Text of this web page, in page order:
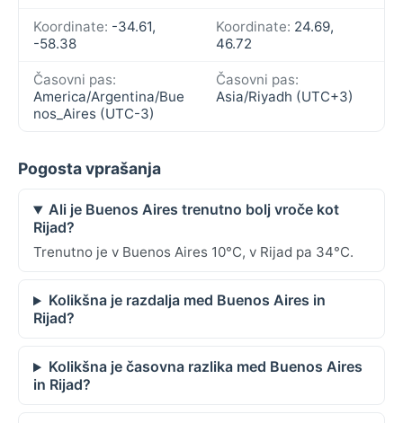
Koordinate: -34.61,
-58.38
Koordinate: 24.69,
46.72
Časovni pas:
America/Argentina/Bue
nos_Aires (UTC-3)
Časovni pas:
Asia/Riyadh (UTC+3)
Pogosta vprašanja
Ali je Buenos Aires trenutno bolj vroče kot
Rijad?
Trenutno je v Buenos Aires 10°C, v Rijad pa 34°C.
Kolikšna je razdalja med Buenos Aires in
Rijad?
Kolikšna je časovna razlika med Buenos Aires
in Rijad?